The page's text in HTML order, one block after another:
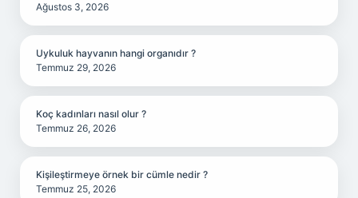
Ağustos 3, 2026
Uykuluk hayvanın hangi organıdır ?
Temmuz 29, 2026
Koç kadınları nasıl olur ?
Temmuz 26, 2026
Kişileştirmeye örnek bir cümle nedir ?
Temmuz 25, 2026